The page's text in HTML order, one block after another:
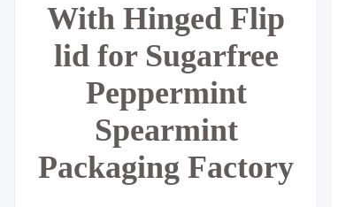
With Hinged Flip
lid for Sugarfree
Peppermint
Spearmint
Packaging Factory